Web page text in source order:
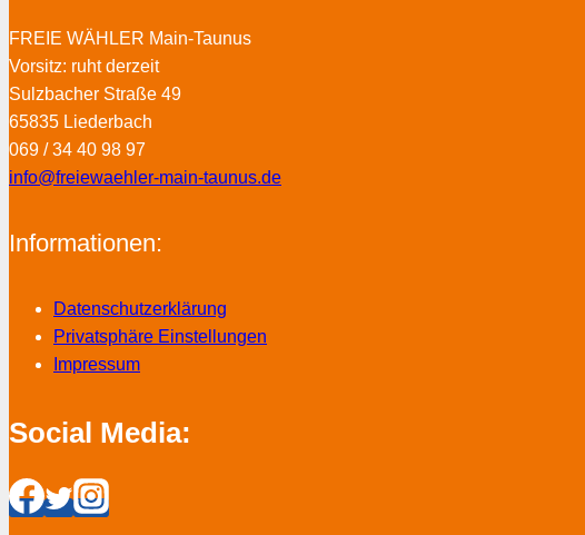
FREIE WÄHLER Main-Taunus
Vorsitz: ruht derzeit
Sulzbacher Straße 49
65835 Liederbach
069 / 34 40 98 97
info@freiewaehler-main-taunus.de
Informationen:
Datenschutzerklärung
Privatsphäre Einstellungen
Impressum
Social Media: